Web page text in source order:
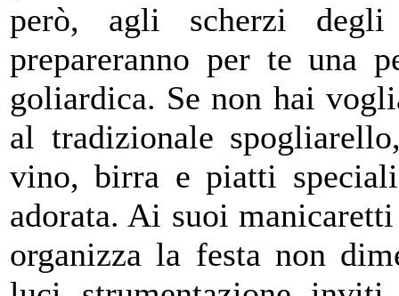
però, agli scherzi
prepareranno per te una
goliardica. Se non hai
al tradizionale
vino, birra e piatti
adorata. Ai suoi
organizza la festa non